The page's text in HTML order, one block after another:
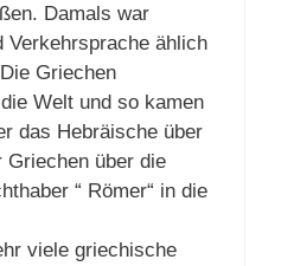
Damals war
Verkehrsprache ählich
Griechen
Welt und so kamen
das Hebräische über
über die
“ Römer“ in die
viele griechische